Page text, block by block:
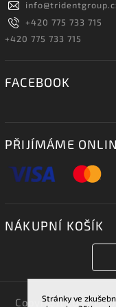
Stránky ve
info@
+420 775 733 715
+420 775 733 715
FACEBOOK
PŘIJÍMÁME
NÁKUPNÍ KOŠÍK
Copyright 2026